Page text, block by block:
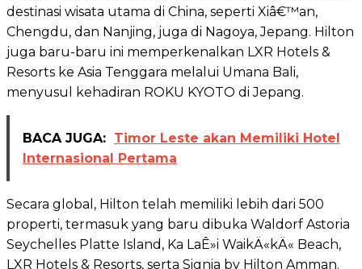
destinasi wisata utama di China, seperti Xiâ€™an,
Chengdu, dan Nanjing, juga di Nagoya, Jepang. Hilton
juga baru-baru ini memperkenalkan LXR Hotels &
Resorts ke Asia Tenggara melalui Umana Bali,
menyusul kehadiran ROKU KYOTO di Jepang.
BACA JUGA: Timor Leste akan Memiliki Hotel
Internasional Pertama
Secara global, Hilton telah memiliki lebih dari 500
properti, termasuk yang baru dibuka Waldorf Astoria
Seychelles Platte Island, Ka LaÊ»i WaikÄ«kÄ« Beach,
LXR Hotels & Resorts, serta Signia by Hilton Amman.